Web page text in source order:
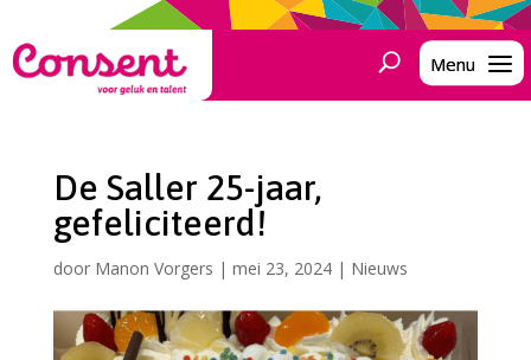
De Saller 25-jaar,
gefeliciteerd!
door Manon Vorgers | mei 23, 2024| Nieuws